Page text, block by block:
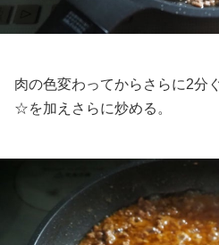
肉の色変わってからさらに2分
☆を加えさらに炒める。